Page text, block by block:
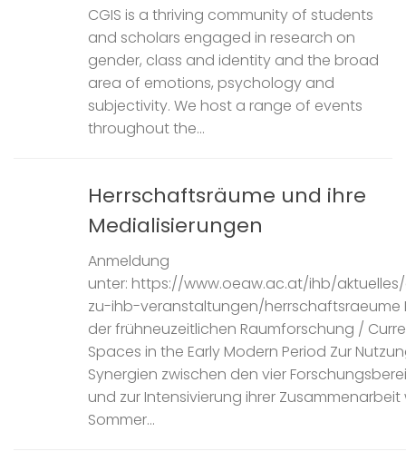
CGIS is a thriving community of students
and scholars engaged in research on
gender, class and identity and the broad
area of emotions, psychology and
subjectivity. We host a range of events
throughout the...
Herrschaftsräume und ihre
Medialisierungen
Anmeldung
unter: https://www.oeaw.ac.at/ihb/
zu-ihb-veranstaltungen/herrschaftsraeume
der frühneuzeitlichen Raumforschung /
Spaces in the Early Modern Period Zur
Synergien zwischen den vier
und zur Intensivierung ihrer Zusammenarbeit
Sommer...